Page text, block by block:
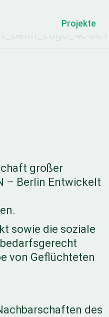
Projekte
großer
– Berlin Entwickelt
sowie die soziale
von Geflüchteten
des